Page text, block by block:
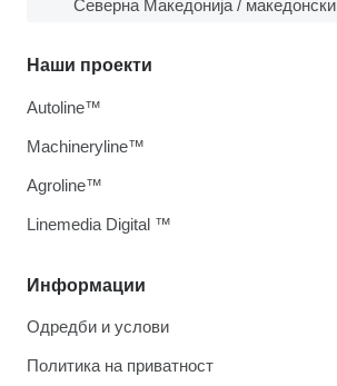
Северна Македонија / македонски
Информации
Одредби и услови
Политика на приватност
Наши проекти
Autoline™
Machineryline™
Agroline™
Linemedia Digital ™